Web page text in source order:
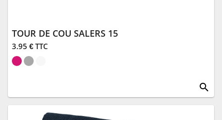
TOUR DE COU SALERS 15
3.95 € TTC
search